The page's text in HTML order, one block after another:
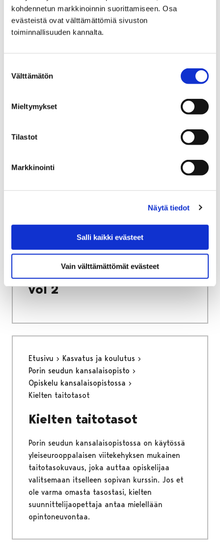
kohdennetun markkinoinnin suorittamiseen. Osa
evästeistä ovat välttämättömiä sivuston
toiminnallisuuden kannalta.
valinta
Välttämätön
Mieltymykset
Tilastot
Markkinointi
Näytä tiedot
Salli kaikki evästeet
Vain välttämättömät evästeet
Etusivu Kaupunki ja hallinto
Ota yhteyttä
Sähköinen asiointi ja lomakkeet
Sosiaali- ja terveyspalveluiden sähköiset
Kuljetuspalvelu: lääkärintodistus
lääkärintodistus
Voit siirtyä kuljetuspalvelun
linkistä.
Harrastamisen Porin malli
Porin mallin värityskirja
vol 2
Etusivu
Kasvatus ja koulutus
Porin seudun kansalaisopisto
Opiskelu kansalaisopistossa
Kielten taitotasot
Kielten taitotasot
Porin seudun kansalaisopistossa on käytössä
yleiseurooppalaisen viitekehyksen mukainen
taitotasokuvaus, joka auttaa opiskelijaa
valitsemaan itselleen sopivan kurssin. Jos et
ole varma omasta tasostasi, kielten
suunnittelijaopettaja antaa mielellään
opintoneuvontaa.